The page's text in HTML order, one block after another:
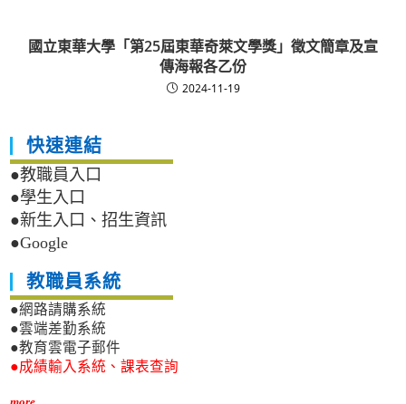
國立東華大學「第25屆東華奇萊文學獎」徵文簡章及宣
傳海報各乙份
2024-11-19
快速連結
●教職員入口
●學生入口
●新生入口、招生資訊
●Google
教職員系統
●網路請購系統
●雲端差勤系統
●教育雲電子郵件
●成績輸入系統、課表查詢